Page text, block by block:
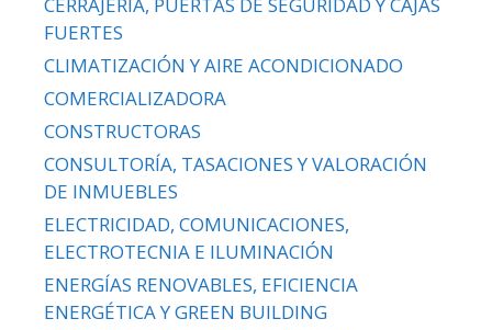
FUERTES
CLIMATIZACIÓN Y AIRE ACONDICIONADO
COMERCIALIZADORA
CONSTRUCTORAS
CONSULTORÍA, TASACIONES Y VALORACIÓN
DE INMUEBLES
ELECTRICIDAD, COMUNICACIONES,
ELECTROTECNIA E ILUMINACIÓN
ENERGÍAS RENOVABLES, EFICIENCIA
ENERGÉTICA Y GREEN BUILDING